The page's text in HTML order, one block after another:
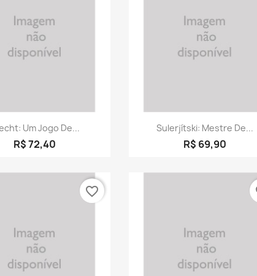
rápida
Um Jogo De...
R$ 72,40
Visualização rápida
Sulerjítski: Mestre De...
R$ 69,90
favorite_border